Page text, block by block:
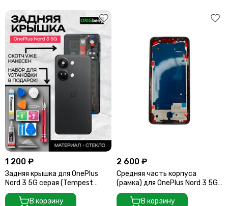
1 200 ₽
Задняя крышка для OnePlus
Nord 3 5G cерая (Tempest
Gray) со стеклом камеры
В корзину
2 600 ₽
Средняя часть корпуса
(рамка) для OnePlus Nord 3 5G
cерый (Tempest Gray)
В корзину